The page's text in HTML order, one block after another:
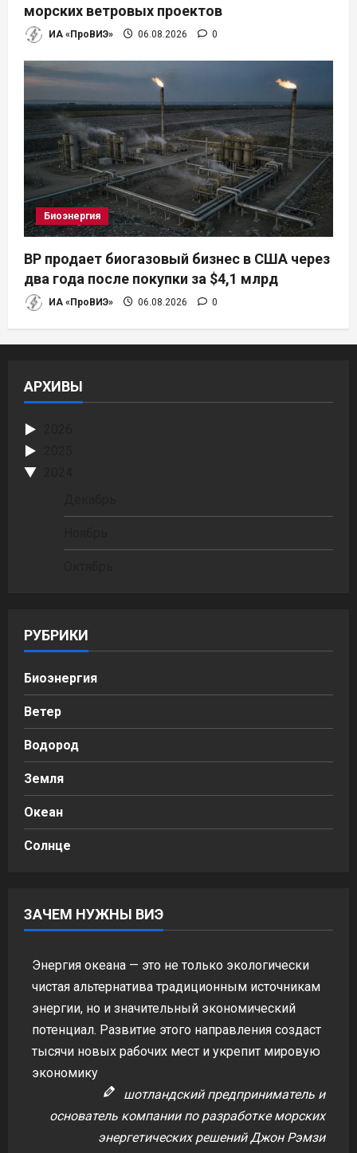
морских ветровых проектов
ИА «ПроВИЭ» 06.08.2026 0
Биоэнергия
BP продает биогазовый бизнес в США через
два года после покупки за $4,1 млрд
ИА «ПроВИЭ» 06.08.2026 0
АРХИВЫ
РУБРИКИ
Биоэнергия
Ветер
Водород
Земля
Океан
Солнце
ЗАЧЕМ НУЖНЫ ВИЭ
Энергия океана — это не только экологически
чистая альтернатива традиционным источникам
энергии, но и значительный экономический
потенциал. Развитие этого направления создаст
тысячи новых рабочих мест и укрепит мировую
экономику
шотландский предприниматель и
основатель компании по разработке морских
энергетических решений Джон Рэмзи